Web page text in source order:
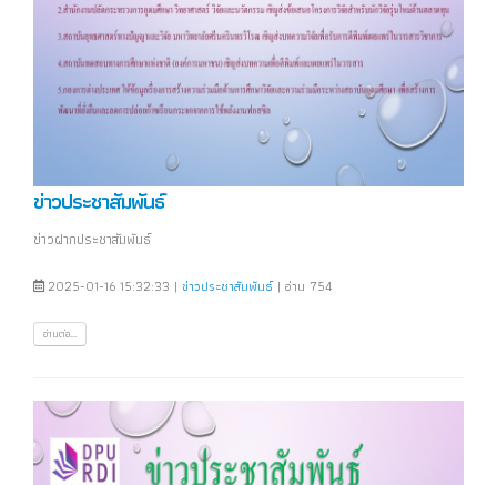
ข่าวประชาสัมพันธ์
ข่าวฝากประชาสัมพันธ์
2025-01-16 15:32:33 | ข่าวประชาสัมพันธ์| อ่าน 754
อ่านต่อ...